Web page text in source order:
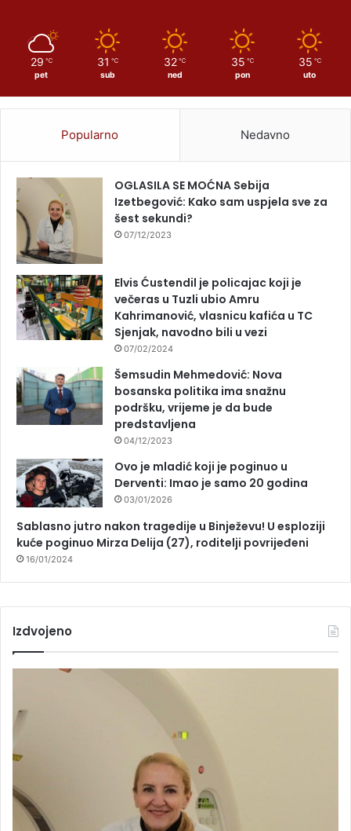
29 ℃
pet
31 ℃
sub
32 ℃
ned
35 ℃
pon
35 ℃
uto
Popularno Nedavno
OGLASILA SE MOĆNA Sebija
Izetbegović: Kako sam uspjela sve za
šest sekundi?
07/12/2023
Elvis Ćustendil je policajac koji je
večeras u Tuzli ubio Amru
Kahrimanović, vlasnicu kafića u TC
Sjenjak, navodno bili u vezi
07/02/2024
Šemsudin Mehmedović: Nova
bosanska politika ima snažnu
podršku, vrijeme je da bude
predstavljena
04/12/2023
Ovo je mladić koji je poginuo u
Derventi: Imao je samo 20 godina
03/01/2026
Sablasno jutro nakon tragedije u Binježevu! U esploziji
kuće poginuo Mirza Delija (27), roditelji povrijeđeni
16/01/2024
Izdvojeno